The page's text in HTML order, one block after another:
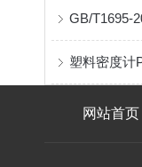
网站首页